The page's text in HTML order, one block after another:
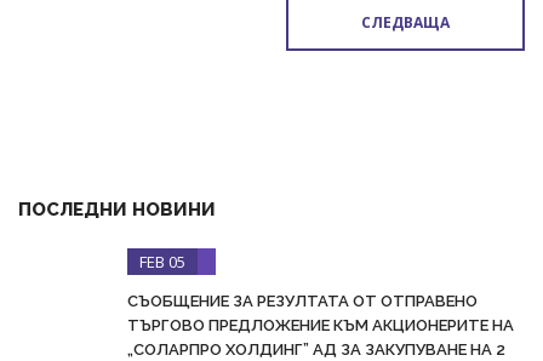
СЛЕДВАЩА
ПОСЛЕДНИ НОВИНИ
FEB 05
СЪОБЩЕНИЕ ЗА РЕЗУЛТАТА ОТ ОТПРАВЕНО
ТЪРГОВО ПРЕДЛОЖЕНИЕ КЪМ АКЦИОНЕРИТЕ НА
„СОЛАРПРО ХОЛДИНГ” АД ЗА ЗАКУПУВАНЕ НА 2